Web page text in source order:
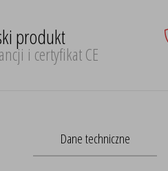
produkt
i certyfikat CE
Dane techniczne